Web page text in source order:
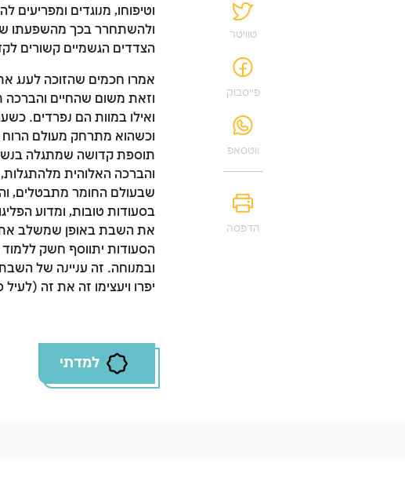
טוויטר
פייסבוק
ווטסאפ
הדפסה
וטיפוחו, מנוגדים
ולהשתחרר בכך מהשפעתו
הצדדים הגשמיים קשורים
אמרו חכמים שהזוכה לענג
וזאת משום שהחיים והברכה
ואילו במוות הם נפרדים.
וכשהוא מתרחק מעולם הרוח
תוספת קדושה שמתגלה
והברכה האלוהית מלהתגלות,
שבעולם החומר מתבטלים,
בסעודות טובות, ומדוע
את השבת באופן שמשלב את
הסעודות יתווסף חשק ללמוד
ובמנוחה. זה עניינה של
יפרו ויעצימו זה את זה (לעיל
למדתי